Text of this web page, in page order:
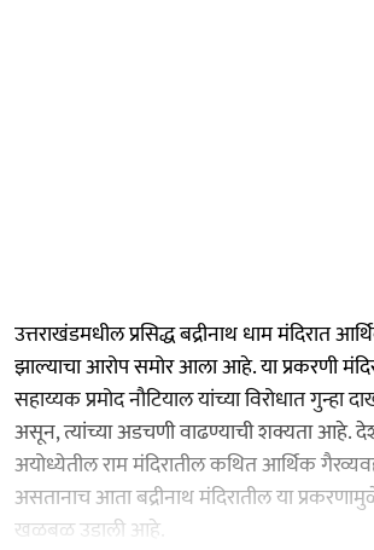
उत्तराखंडमधील प्रसिद्ध बद्रीनाथ धाम मंदिरात
झाल्याचा आरोप समोर आला आहे. या प्रकरणी
सहाय्यक प्रमोद नौटियाल यांच्या विरोधात
असून, त्यांच्या अडचणी वाढण्याची शक्यता आहे.
अयोध्येतील राम मंदिरातील कथित आर्थिक
असतानाच आता बद्रीनाथ मंदिरातील या
खळबळ उडाली आहे.